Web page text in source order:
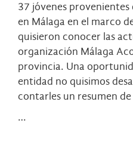
37 jóvenes
en Málaga en el marco
quisieron conocer las
organización Málaga
provincia. Una
entidad no quisimos
contarles un resumen de
…